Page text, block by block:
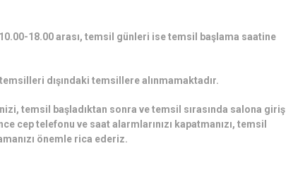
18.00 arası, temsil günleri ise temsil başlama saatine
dışındaki temsillere alınmamaktadır.
temsil başladıktan sonra ve temsil sırasında salona giriş
cep telefonu ve saat alarmlarınızı kapatmanızı, temsil
önemle rica ederiz.